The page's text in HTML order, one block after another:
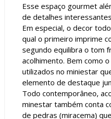
Esse espaço gourmet
de detalhes
Em especial, o decor
qual o primeiro imprime
segundo equilibra o tom
acolhimento. Bem como
utilizados no miniestar
elemento de destaque
Todo contemporâneo,
minestar também conta
de pedras (miracema)